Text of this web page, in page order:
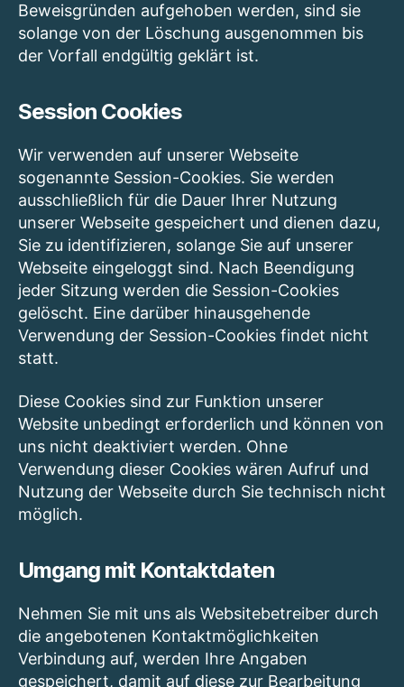
Beweisgründen aufgehoben werden, sind sie
solange von der Löschung ausgenommen bis
der Vorfall endgültig geklärt ist.
Session Cookies
Wir verwenden auf unserer Webseite
sogenannte Session-Cookies. Sie werden
ausschließlich für die Dauer Ihrer Nutzung
unserer Webseite gespeichert und dienen dazu,
Sie zu identifizieren, solange Sie auf unserer
Webseite eingeloggt sind. Nach Beendigung
jeder Sitzung werden die Session-Cookies
gelöscht. Eine darüber hinausgehende
Verwendung der Session-Cookies findet nicht
statt.
Diese Cookies sind zur Funktion unserer
Website unbedingt erforderlich und können von
uns nicht deaktiviert werden. Ohne
Verwendung dieser Cookies wären Aufruf und
Nutzung der Webseite durch Sie technisch nicht
möglich.
Umgang mit Kontaktdaten
Nehmen Sie mit uns als Websitebetreiber durch
die angebotenen Kontaktmöglichkeiten
Verbindung auf, werden Ihre Angaben
gespeichert, damit auf diese zur Bearbeitung